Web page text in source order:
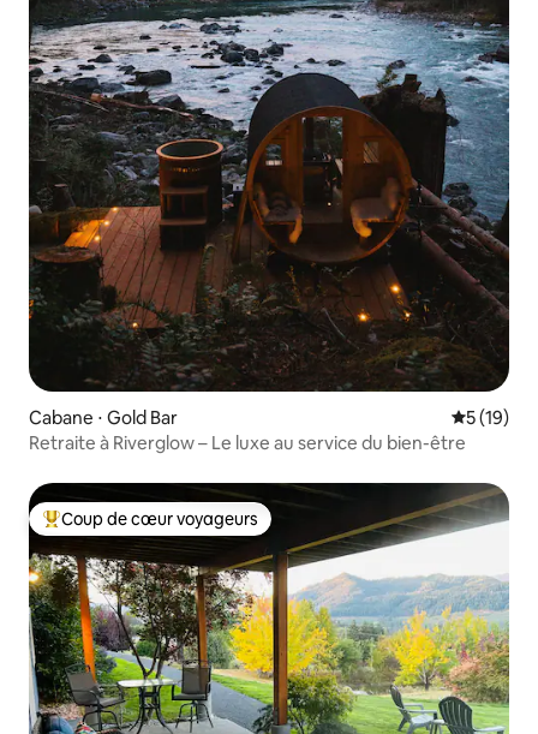
Cabane ⋅ Gold Bar
5 (19)
Retraite à Riverglow – Le luxe au service du bien-être
Coups de cœur voyageurs les plus appréciés
Coup de cœur voyageurs